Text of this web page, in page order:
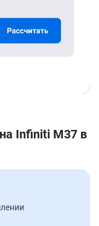
Infiniti M37 в